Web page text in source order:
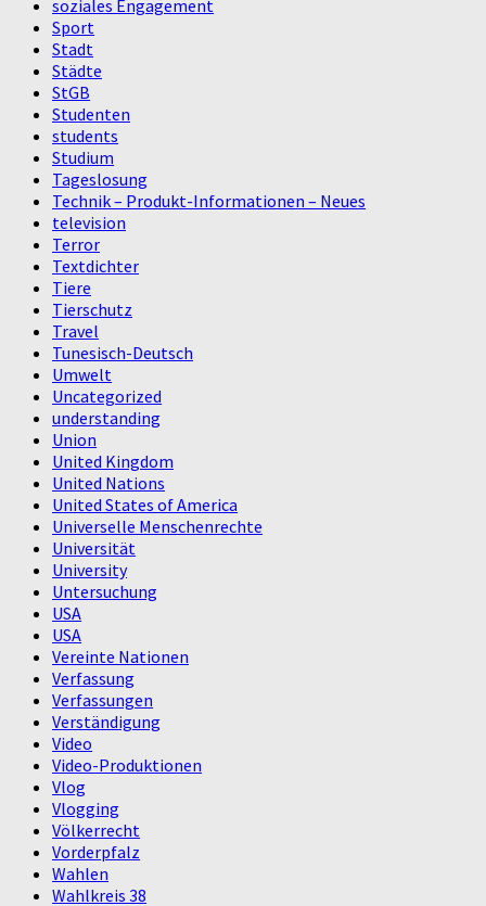
soziales Engagement
Sport
Stadt
Städte
StGB
Studenten
students
Studium
Tageslosung
Technik – Produkt-Informationen – Neues
television
Terror
Textdichter
Tiere
Tierschutz
Travel
Tunesisch-Deutsch
Umwelt
Uncategorized
understanding
Union
United Kingdom
United Nations
United States of America
Universelle Menschenrechte
Universität
University
Untersuchung
USA
USA
Vereinte Nationen
Verfassung
Verfassungen
Verständigung
Video
Video-Produktionen
Vlog
Vlogging
Völkerrecht
Vorderpfalz
Wahlen
Wahlkreis 38